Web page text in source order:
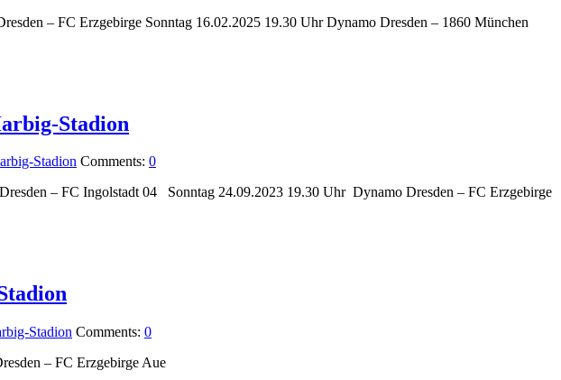
– FC Erzgebirge Sonntag 16.02.2025 19.30 Uhr Dynamo Dresden – 1860 München
Stadion
Stadion Comments: 0
Dresden – FC Ingolstadt 04 Sonntag 24.09.2023 19.30 Uhr Dynamo Dresden – FC
Stadion Comments: 0
– FC Erzgebirge Aue